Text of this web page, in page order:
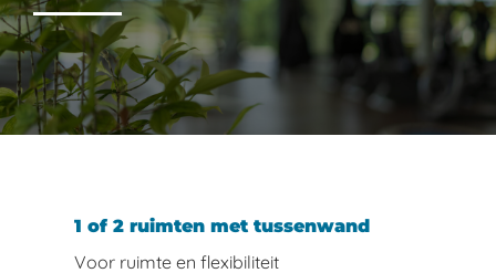
1 of 2 ruimten met tussenwand
Voor ruimte en flexibiliteit